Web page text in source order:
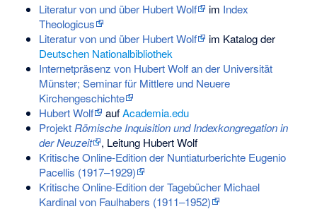
Literatur von und über Hubert Wolf im Index
Theologicus
Literatur von und über Hubert Wolf
im Katalog der
Deutschen Nationalbibliothek
Internetpräsenz von Hubert Wolf an der Universität
Münster; Seminar für Mittlere und Neuere
Kirchengeschichte
Hubert Wolf
aufAcademia.edu
Projekt Römische Inquisition und Indexkongregation in
der Neuzeit
, Leitung Hubert Wolf
Kritische Online-Edition der Nuntiaturberichte Eugenio
Pacellis (1917–1929)
Kritische Online-Edition der Tagebücher Michael
Kardinal von Faulhabers (1911–1952)